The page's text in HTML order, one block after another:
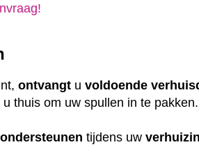
ontvangt uvoldoende
u thuis om uw spullen in te pakken.
ondersteunen tijdens uw